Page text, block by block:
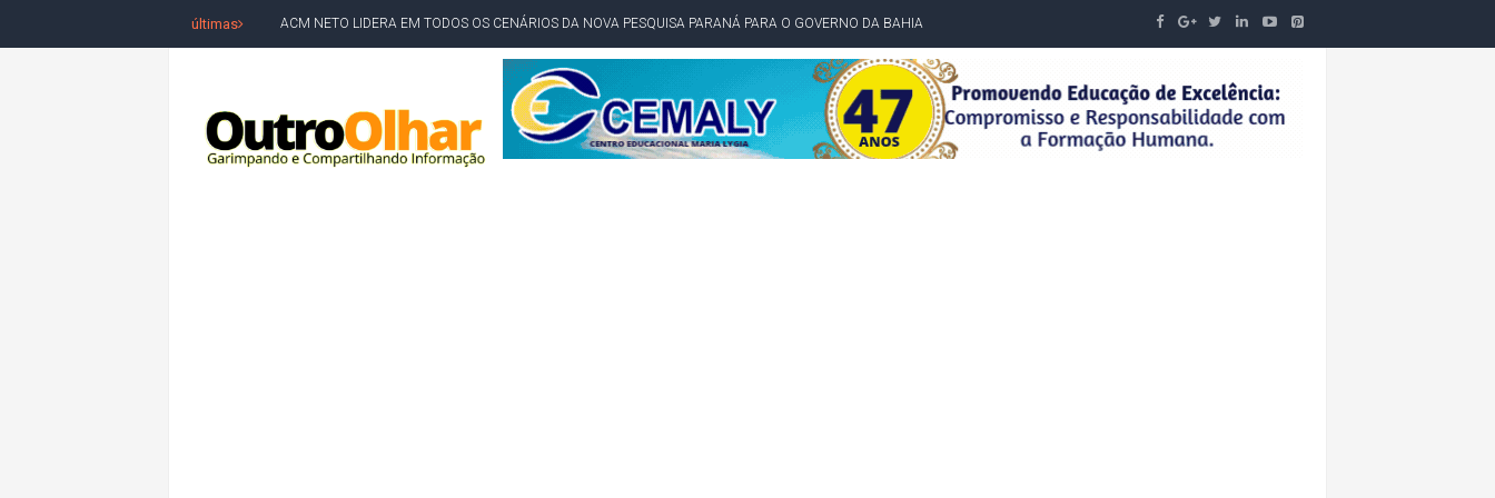
últimas
ACM NETO LIDERA EM TODOS OS CENÁRIOS DA NOVA PESQUISA PARANÁ PARA O GOVERNO DA BAHIA
LEVARAM CELULARES: Prefeito e presidente de Câmara são furtados em convenção do PT na Bahia
CONVENÇÃO DO PT MARCA INÍCIO DA CAMPANHA DE JERÔNIMO COM DISCURSO MODERADO DE LULA
REDES SOCIAIS REFLETEM DISPUTA PELO GOVERNO DA BAHIA COM VANTAGEM PARA ACM NETO EM ENQUETES
AMARGOSA: CONFUSÃO EM ÓRGÃO PÚBLICO TERMINA COM MULHER DETIDA COM FACA TIPO PEIXEIRA